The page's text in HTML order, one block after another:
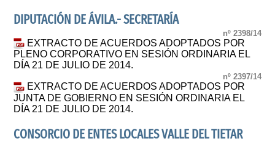
DIPUTACIÓN DE ÁVILA.- SECRETARÍA
nº 2398/14
EXTRACTO DE ACUERDOS ADOPTADOS POR
PLENO CORPORATIVO EN SESIÓN ORDINARIA EL
DÍA 21 DE JULIO DE 2014.
nº 2397/14
EXTRACTO DE ACUERDOS ADOPTADOS POR
JUNTA DE GOBIERNO EN SESIÓN ORDINARIA EL
DÍA 21 DE JULIO DE 2014.
CONSORCIO DE ENTES LOCALES VALLE DEL TIETAR